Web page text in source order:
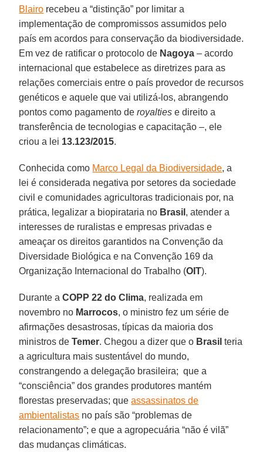
Blairo recebeu a “distinção” por limitar a
implementação de compromissos assumidos pelo
país em acordos para conservação da biodiversidade.
Em vez de ratificar o protocolo de Nagoya – acordo
internacional que estabelece as diretrizes para as
relações comerciais entre o país provedor de recursos
genéticos e aquele que vai utilizá-los, abrangendo
pontos como pagamento deroyalties e direito a
transferência de tecnologias e capacitação –, ele
criou a lei 13.123/2015.
Conhecida como Marco Legal da Biodiversidade, a
lei é considerada negativa por setores da sociedade
civil e comunidades agricultoras tradicionais por, na
prática, legalizar a biopirataria no Brasil , atender a
interesses de ruralistas e empresas privadas e
ameaçar os direitos garantidos na Convenção da
Diversidade Biológica e na Convenção 169 da
Organização Internacional do Trabalho (OIT).
Durante aCOPP 22 do Clima, realizada em
novembro no Marrocos, o ministro fez um série de
afirmações desastrosas, típicas da maioria dos
ministros deTemer. Chegou a dizer que o Brasil teria
a agricultura mais sustentável do mundo,
constrangendo a delegação brasileira; que a
“consciência” dos grandes produtores mantém
florestas preservadas; queassassinatos de
ambientalistas no país são “problemas de
relacionamento”; e que a agropecuária “não é vilã”
das mudanças climáticas.